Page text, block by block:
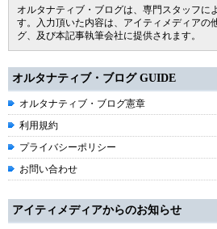
オルタナティブ・ブログは、専門スタッフに
す。入力頂いた内容は、アイティメディアの
グ、及び本記事執筆会社に提供されます。
オルタナティブ・ブログ GUIDE
オルタナティブ・ブログ憲章
利用規約
プライバシーポリシー
お問い合わせ
アイティメディアからのお知らせ